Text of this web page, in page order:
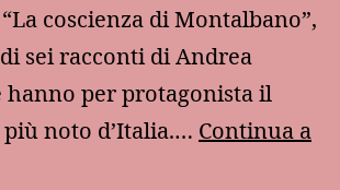
coscienza di Montalbano”,
sei racconti di Andrea
hanno per protagonista il
noto d’Italia.… Continua a